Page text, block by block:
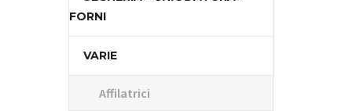
FORNI
VARIE
Affilatrici